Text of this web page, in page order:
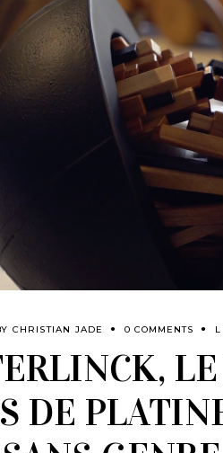
CHRISTIAN JADE 0 COMMENTS
DE